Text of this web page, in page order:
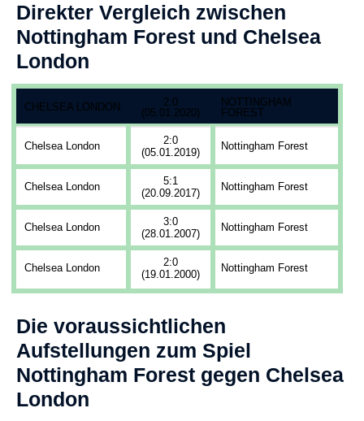
Direkter Vergleich zwischen
Nottingham Forest und Chelsea
London
CHELSEA LONDON
2:0
(05.01.2020)
NOTTINGHAM
FOREST
Chelsea London
2:0
(05.01.2019)
Nottingham Forest
Chelsea London
5:1
(20.09.2017)
Nottingham Forest
Chelsea London
3:0
(28.01.2007)
Nottingham Forest
Chelsea London
2:0
(19.01.2000)
Nottingham Forest
Die voraussichtlichen
Aufstellungen zum Spiel
Nottingham Forest gegen Chelsea
London